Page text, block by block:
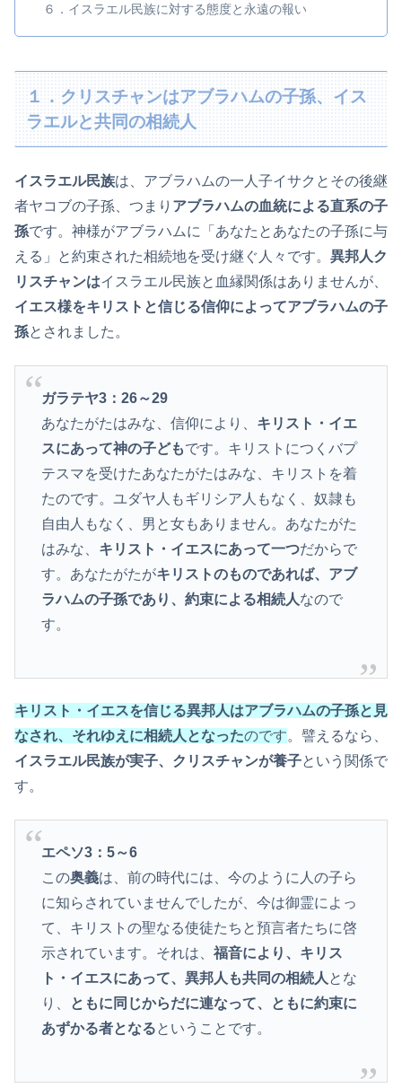
６．イスラエル民族に対する態度と永遠の報い
１．クリスチャンはアブラハムの子孫、イス
ラエルと共同の相続人
イスラエル民族は、アブラハムの一人子イサクとその後継
者ヤコブの子孫、つまり アブラハムの血統による直系の子
孫です。神様がアブラハムに「あなたとあなたの子孫に与
える」と約束された相続地を受け継ぐ人々です。 異邦人ク
リスチャンはイスラエル民族と血縁関係はありませんが、
イエス様をキリストと信じる信仰によってアブラハムの子
孫とされました。
ガラテヤ3：26～29
あなたがたはみな、信仰により、 キリスト・イエ
スにあって神の子どもです。キリストにつくバプ
テスマを受けたあなたがたはみな、キリストを着
たのです。ユダヤ人もギリシア人もなく、奴隷も
自由人もなく、男と女もありません。あなたがた
はみな、 キリスト・イエスにあって一つだからで
す。あなたがたがキリストのものであれば、アブ
ラハムの子孫であり、約束による相続人なので
す。
キリスト・イエスを信じる異邦人はアブラハムの子孫と見
なされ、それゆえに相続人となったのです。譬えるなら、
イスラエル民族が実子、クリスチャンが養子という関係で
す。
エペソ3：5～6
この奥義は、前の時代には、今のように人の子ら
に知らされていませんでしたが、今は御霊によっ
て、キリストの聖なる使徒たちと預言者たちに啓
示されています。それは、 福音により、キリス
ト・イエスにあって、異邦人も共同の相続人 とな
り、
ともに同じからだに連なって、ともに約束に
あずかる者となるということです。